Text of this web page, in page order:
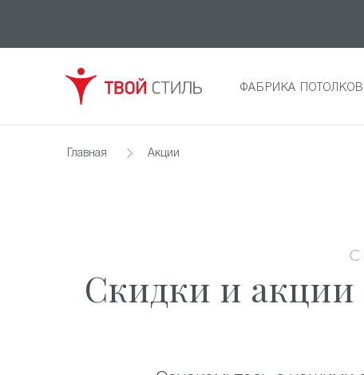
ФАБРИКА ПОТОЛКОВ
Главная Акции
Скидки и акции